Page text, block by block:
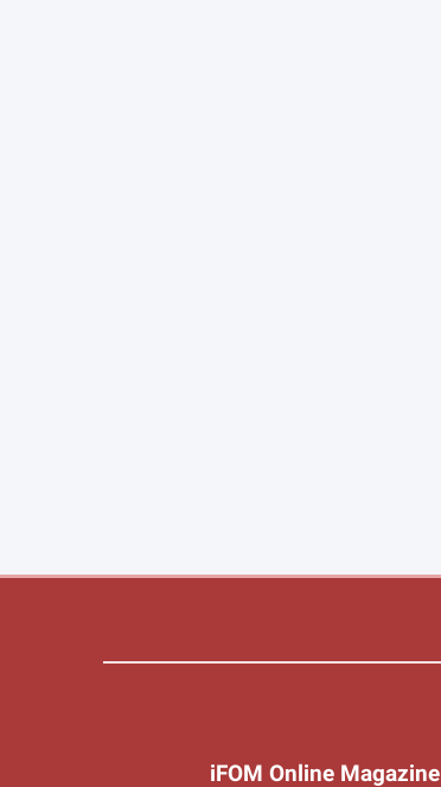
iFOM Online Magazine